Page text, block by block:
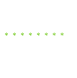
＊＊＊＊＊＊＊